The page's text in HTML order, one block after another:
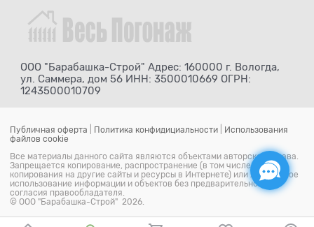
ООО "Барабашка-Строй" Адрес: 160000 г. Вологда,
ул. Саммера, дом 56 ИНН: 3500010669 ОГРН:
1243500010709
Публичная оферта Политика конфидициальности
Использования
файлов cookie
Все материалы данного сайта являются объектами авторского права.
Запрещается копирование, распространение (в том числе путем
копирования на другие сайты и ресурсы в Интернете) или любое иное
использование информации и объектов без предварительного
согласия правообладателя.
© ООО "Барабашка-Строй" 2026.